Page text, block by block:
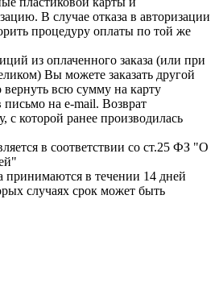
В случае отказа в авторизации
процедуру оплаты по той же
из оплаченного заказа (или при
Вы можете заказать другой
вернуть всю сумму на карту
письмо на e-mail. Возврат
с которой ранее производилась
в соответствии со ст.25 ФЗ "О
принимаются в течении 14 дней
случаях срок может быть